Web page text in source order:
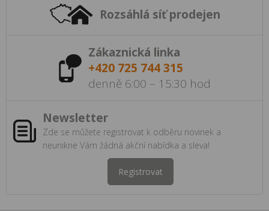
Rozsáhlá síť prodejen
Zákaznická linka
+420 725 744 315
denně 6:00 – 15:30 hod
Newsletter
Zde se můžete registrovat k odběru novinek a
neunikne Vám žádná akční nabídka a sleva!
Registrovat